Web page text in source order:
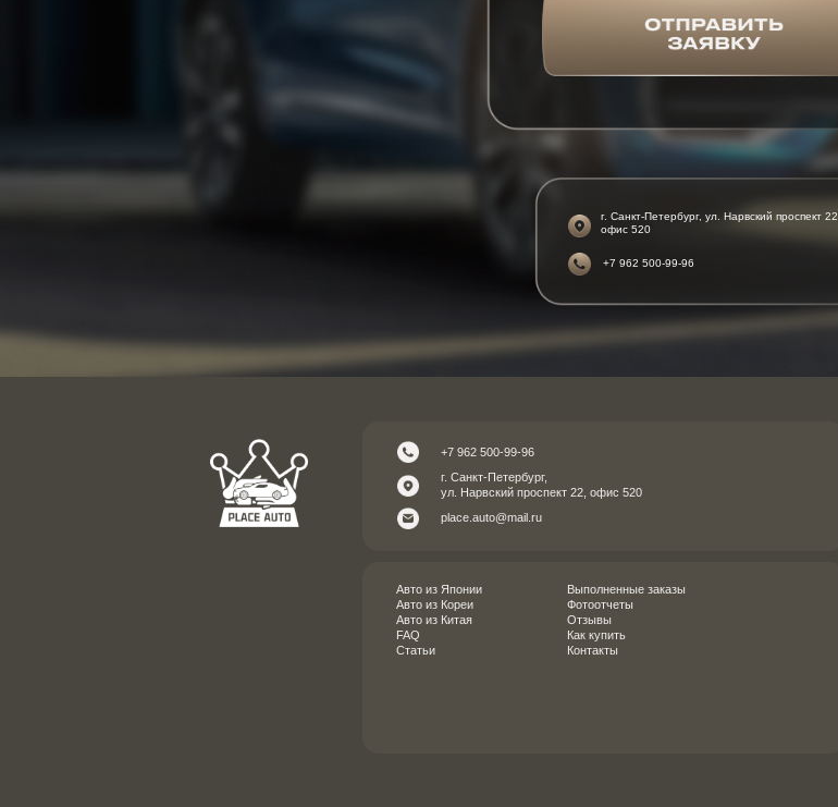
г. Санкт-Петербург, ул. Нарвский проспект 22,
офис 520
+7 962 500-99-96
+7 962 500-99-96
г. Санкт-Петербург,
ул. Нарвский проспект 22, офис 520
Выполненные заказы
Фотоотчеты
Отзывы
Как купить
Контакты
Авто из Японии
Авто из Кореи
Авто из Китая
FAQ
Статьи
place.auto@mail.ru